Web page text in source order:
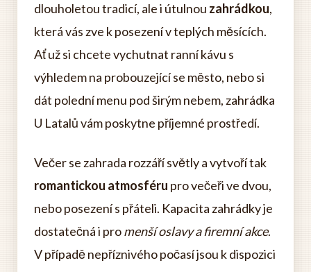
dlouholetou tradicí, ale i útulnou zahrádkou,
která vás zve k posezení v teplých měsících.
Ať už si chcete vychutnat ranní kávu s
výhledem na probouzející se město, nebo si
dát polední menu pod širým nebem, zahrádka
U Latalů vám poskytne příjemné prostředí.
Večer se zahrada rozzáří světly a vytvoří tak
romantickou atmosféru pro večeři ve dvou,
nebo posezení s přáteli. Kapacita zahrádky je
dostatečná i promenší oslavy a firemní akce.
V případě nepříznivého počasí jsou k dispozici